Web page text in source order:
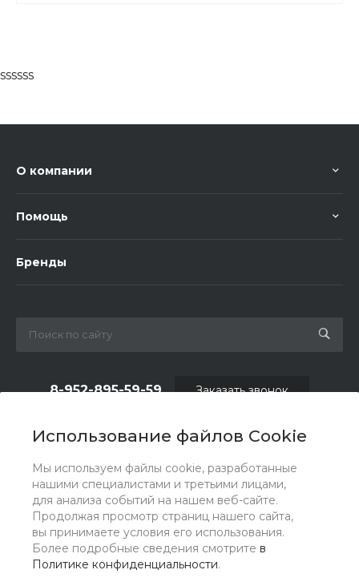
Использование файлов Cookie
Мы используем файлы cookie, разработанные
нашими специалистами и третьими лицами,
для анализа событий на нашем веб-сайте.
Продолжая просмотр страниц нашего сайта,
вы принимаете условия его использования.
Более подробные сведения смотрите в
Политике конфиденциальности.
ssssss
О компании
Помощь
Бренды
shop.fas@list.ru
8-952-895-59-59
oas_reklama@list.ru
Заказать звонок